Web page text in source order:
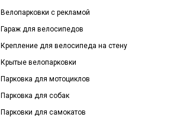
Велопарковки с рекламой
Гараж для велосипедов
Крепление для велосипеда на стену
Крытые велопарковки
Парковка для мотоциклов
Парковка для собак
Парковки для самокатов